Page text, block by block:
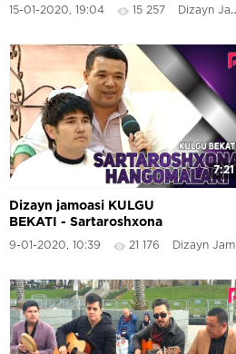
15-01-2020, 19:04 15 257 Dizayn Jamoasi
7:21
Dizayn jamoasi KULGU
BEKATI - Sartaroshxona
hangomalari
9-01-2020, 10:39 21 176 Dizayn Jamoasi